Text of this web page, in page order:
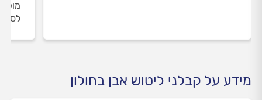
מידע על קבלני ליטוש אבן בחולון